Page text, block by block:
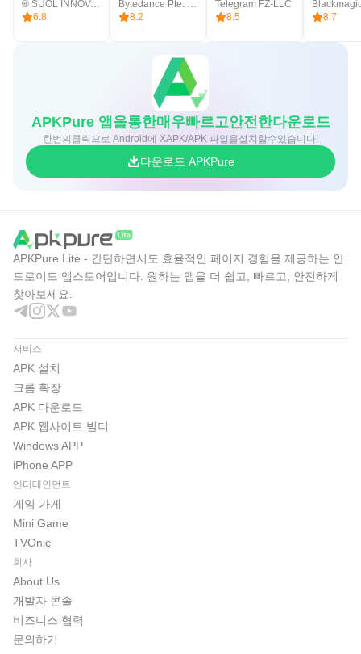
® SUOL INNOVATIONS LTD
6.8
8.2
Telegram FZ-LLC
8.5
8.7
APKPure 앱을통한매우빠르고안전한다운로드
한번의클릭으로 Android에 XAPK/APK 파일을설치할수있습니다!
다운로드 APKPure
APKPure Lite - 간단하면서도 효율적인 페이지 경험을 제공하는 안
드로이드 앱스토어입니다. 원하는 앱을 더 쉽고, 빠르고, 안전하게
찾아보세요.
서비스
APK 설치
크롬 확장
APK 다운로드
APK 웹사이트 빌더
Windows APP
iPhone APP
엔터테인먼트
게임 가게
Mini Game
TVOnic
회사
About Us
개발자 콘솔
비즈니스 협력
문의하기